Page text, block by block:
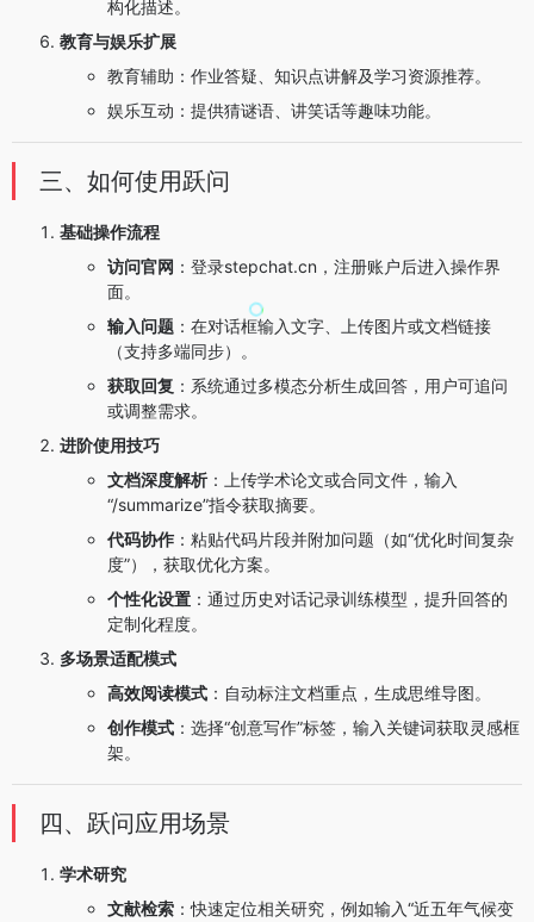
构化描述。
教育与娱乐扩展
教育辅助：作业答疑、知识点讲解及学习资源推荐。
娱乐互动：提供猜谜语、讲笑话等趣味功能。
三、如何使用跃问
基础操作流程
访问官网 ：登录stepchat.cn，注册账户后进入操作界
面。
输入问题 ：在对话框输入文字、上传图片或文档链接
（支持多端同步）。
获取回复 ：系统通过多模态分析生成回答，用户可追问
或调整需求。
进阶使用技巧
文档深度解析：上传学术论文或合同文件，输入
“/summarize”指令获取摘要。
代码协作 ：粘贴代码片段并附加问题（如“优化时间复杂
度”），获取优化方案。
个性化设置 ：通过历史对话记录训练模型，提升回答的
定制化程度。
多场景适配模式
高效阅读模式 ：自动标注文档重点，生成思维导图。
创作模式 ：选择“创意写作”标签，输入关键词获取灵感框
架。
四、跃问应用场景
学术研究
文献检索 ：快速定位相关研究，例如输入“近五年气候变